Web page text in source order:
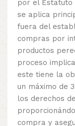
por el Estatuto
se aplica
fuera del
compras por
productos
proceso
este tiene la
un máximo de
los derechos
compra y